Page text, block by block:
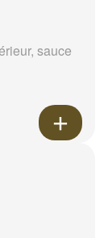
sauce